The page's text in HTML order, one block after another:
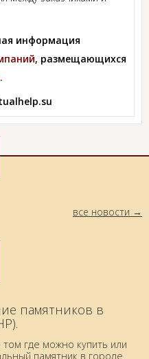
информация
, размещающихся
все новости
памятников в
где можно купить или
памятник в городе